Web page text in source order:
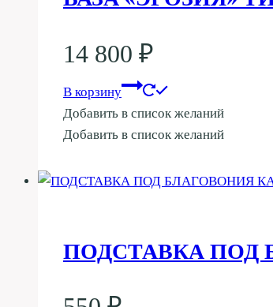
14 800 ₽
В корзину
Добавить в список желаний
Добавить в список желаний
ПОДСТАВКА ПОД